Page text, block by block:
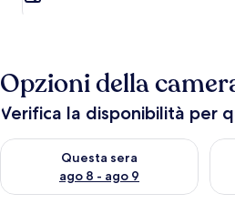
Opzioni della
Verifica la disponibilità per
Questa sera
ago 8 - ago 9
Verifica la disponibilità per questa